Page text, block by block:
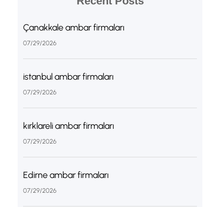
Çanakkale ambar firmaları
07/29/2026
istanbul ambar firmaları
07/29/2026
kırklareli ambar firmaları
07/29/2026
Edirne ambar firmaları
07/29/2026